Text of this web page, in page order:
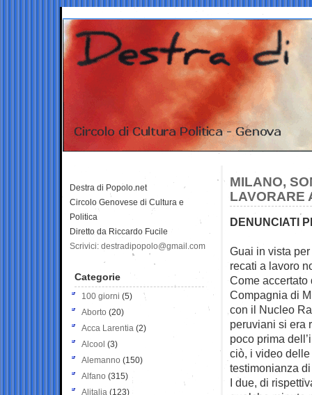
MILANO,
LAVORARE
DENUNCIATI
Guai in vista
recati a lavoro
Come
Compagnia di
con il Nucleo
peruviani si era
poco prima
ciò, i video
testimonianza
I due, di
Destra di Popolo.net
Circolo Genovese di Cultura e
Politica
Diretto da Riccardo Fucile
Scrivici: destradipopolo@gmail.com
Categorie
100 giorni (5)
Aborto (20)
Acca Larentia (2)
Alcool (3)
Alemanno (150)
Alfano (315)
Alitalia (123)